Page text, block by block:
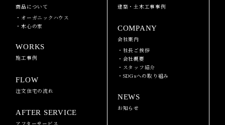
商品について
・オーガニックハウス
・木心の家
WORKS
施工事例
FLOW
注文住宅の流れ
AFTER SERVICE
アフターサービス
建築・土木工事事例
COMPANY
会社案内
・社長ご挨拶
・会社概要
・スタッフ紹介
・SDGsへの取り組み
NEWS
お知らせ